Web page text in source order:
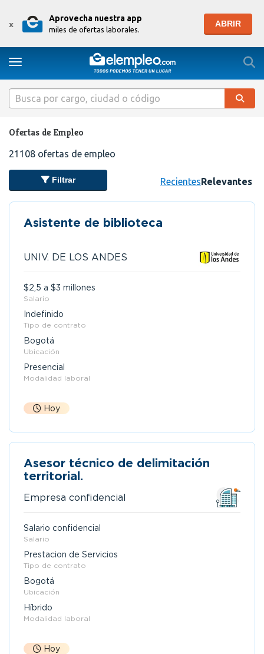
x
Aprovecha nuestra app
miles de ofertas laborales.
ABRIR
Toggle navigation
Ofertas de Empleo
21108 ofertas de empleo
Filtrar RecientesRelevantes
Asistente de biblioteca
UNIV. DE LOS ANDES
$2,5 a $3 millones
Salario
Indefinido
Tipo de contrato
Bogotá
Ubicación
Presencial
Modalidad laboral
Hoy
Asesor técnico de delimitación
territorial.
Empresa confidencial
Salario confidencial
Salario
Prestacion de Servicios
Tipo de contrato
Bogotá
Ubicación
Híbrido
Modalidad laboral
Hoy